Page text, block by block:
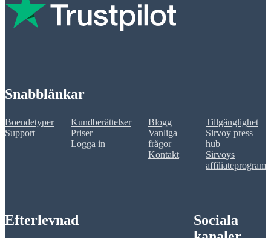
Snabblänkar
Boendetyper
Support
Kundberättelser
Priser
Logga in
Blogg
Vanliga
frågor
Kontakt
Tillgänglighet
Sirvoy press
hub
Sirvoys
affiliateprogram
Efterlevnad
Sociala